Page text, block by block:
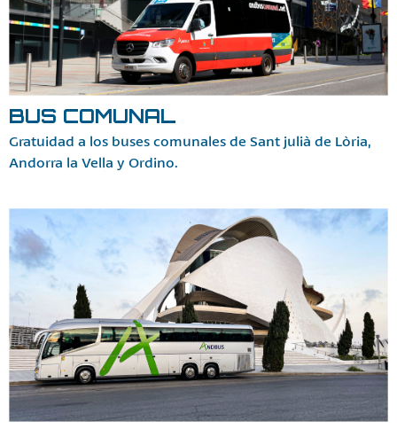
BUS COMUNAL
Gratuidad a los buses comunales de Sant julià de Lòria,
Andorra la Vella y Ordino.